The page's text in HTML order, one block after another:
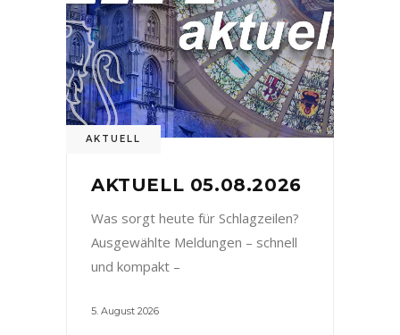
AKTUELL
AKTUELL 05.08.2026
Was sorgt heute für Schlagzeilen?
Ausgewählte Meldungen – schnell
und kompakt –
5. August 2026